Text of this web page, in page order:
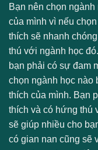
Bạn nên chọn
của mình vì nếu
thích sẽ nhanh
thú với ngành học
bạn phải có sự đam
chọn ngành học nào
thích của mình. Bạn
thích và có hứng thú
sẽ giúp nhiều cho
có gian nan cũng sẽ